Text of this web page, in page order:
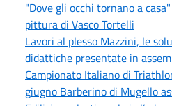
"Dove gli occhi tornano a
pittura di Vasco Tortelli
Lavori al plesso Mazzini, le
didattiche presentate in
Campionato Italiano di
giugno Barberino di Mugello